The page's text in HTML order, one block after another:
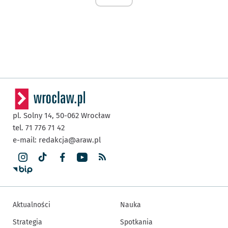
pl. Solny 14, 50-062 Wrocław
tel. 71 776 71 42
e-mail: redakcja@araw.pl
Aktualności
Strategia
Nauka
Spotkania